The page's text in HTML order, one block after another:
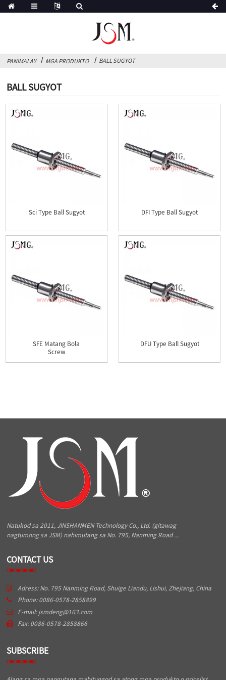
PANIMALAY MGA PRODUKTO BALL SUGYOT
BALL SUGYOT
Sci Type Ball Sugyot DFI Type Ball Sugyot
SFE Matang Bola
Screw
DFU Type Ball Sugyot
Natukod sa 2011, JINSHANMEN Technology Co., Ltd. (gitawag
nagtumong sa JSM) nahimutang sa No. 795, Nanming Road ...
CONTACT US
Adress: No. 795 Nanming Road, Shuige Liandu, Lishui, Zhejiang, China
Phone: 0086-0578-2858899
E-mail: jsmdeng@163.com
Fax: 0086-0578-2858866
SUBSCRIBE